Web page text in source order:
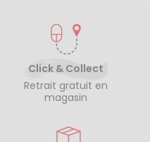
Click & Collect
Retrait gratuit en
magasin